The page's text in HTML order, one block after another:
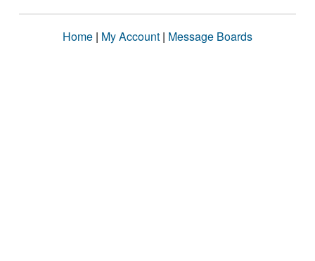
Home | My Account | Message Boards